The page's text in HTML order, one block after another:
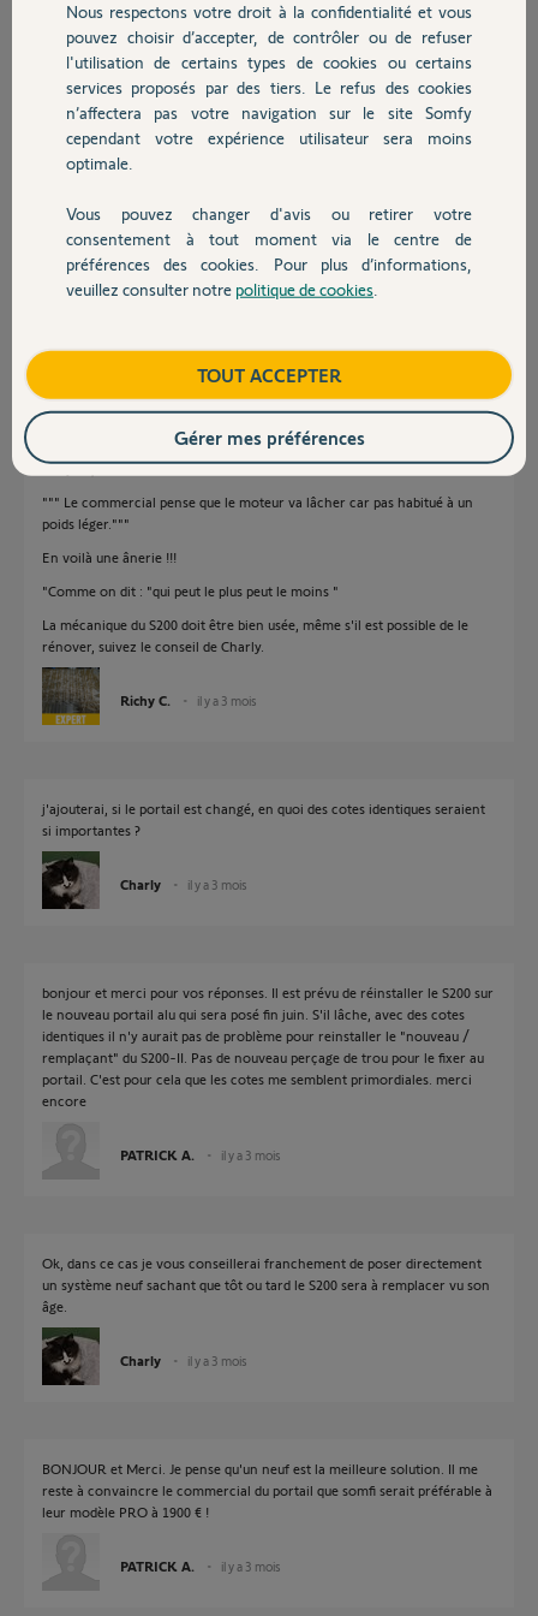
Chauffage
Autres produits
Devis avec un pro
Contact
il y a 3 mois
Participer au fil de discussion
Réponses
Le S200 et son homologue SGA n'existent plus.
Voyez avec les cotes du Lockivia notice et cotes en bas de la fiche article
https://boutique.somfy.fr/motorisation-lockyvia-essential...
Bonjour,
""" Le commercial pense que le moteur va lâcher car pas habitué à un
poids léger."""
En voilà une ânerie !!!
"Comme on dit : "qui peut le plus peut le moins "
La mécanique du S200 doit être bien usée, même s'il est possible de le
rénover, suivez le conseil de Charly.
Richy C. il y a 3 mois
j'ajouterai, si le portail est changé, en quoi des cotes identiques seraient
si importantes ?
Charly il y a 3 mois
bonjour et merci pour vos réponses. Il est prévu de réinstaller le S200 sur
le nouveau portail alu qui sera posé fin juin. S'il lâche, avec des cotes
identiques il n'y aurait pas de problème pour reinstaller le "nouveau /
remplaçant" du S200-II. Pas de nouveau perçage de trou pour le fixer au
portail. C'est pour cela que les cotes me semblent primordiales. merci
encore
PATRICK A. il y a 3 mois
Ok, dans ce cas je vous conseillerai franchement de poser directement
un système neuf sachant que tôt ou tard le S200 sera à remplacer vu son
âge.
Charly il y a 3 mois
BONJOUR et Merci. Je pense qu'un neuf est la meilleure solution. Il me
reste à convaincre le commercial du portail que somfi serait préférable à
leur modèle PRO à 1900 € !
PATRICK A. il y a 3 mois
Nous respectons votre droit à la confidentialité et vous
pouvez choisir d’accepter, de contrôler ou de refuser
l'utilisation de certains types de cookies ou certains
services proposés par des tiers. Le refus des cookies
n’affectera pas votre navigation sur le site Somfy
cependant votre expérience utilisateur sera moins
optimale.
Vous pouvez changer d'avis ou retirer votre
consentement à tout moment via le centre de
préférences des cookies. Pour plus d’informations,
veuillez consulter notre politique de cookies
TOUT ACCEPTER
Gérer mes préférences